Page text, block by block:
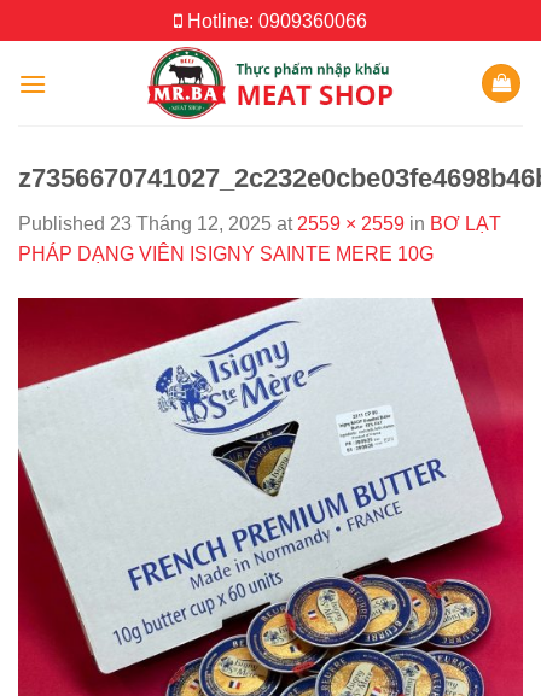
to
content
Hotline: 0909360066
Published 23 Tháng 12, 2025 at 2559 × 2559 in BƠ LẠT
PHÁP DẠNG VIÊN ISIGNY SAINTE MERE 10G